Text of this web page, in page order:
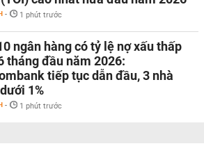
- 1 phút trước
ngân hàng có tỷ lệ nợ xấu thấp
tháng đầu năm 2026:
tiếp tục dẫn đầu, 3 nhà
1%
- 1 phút trước